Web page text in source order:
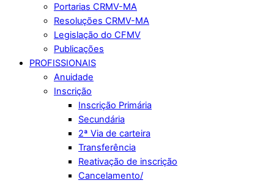
Portarias CRMV-MA
Resoluções CRMV-MA
Legislação do CFMV
Publicações
PROFISSIONAIS
Anuidade
Inscrição
Inscrição Primária
Secundária
2ª Via de carteira
Transferência
Reativação de inscrição
Cancelamento/